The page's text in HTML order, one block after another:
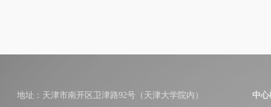
地址：天津市南开区卫津路92号（天津大学院内）
中